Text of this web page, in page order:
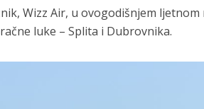
Wizz Air, u ovogodišnjem ljetnom
luke – Splita i Dubrovnika.